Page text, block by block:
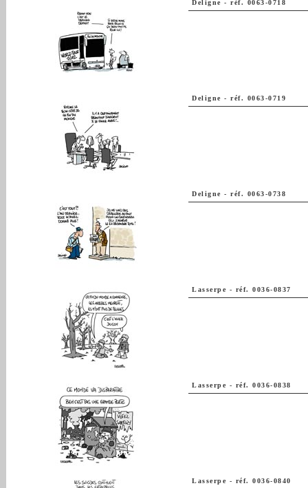
Deligne - réf. 0063-0718
Deligne - réf. 0063-0719
Deligne - réf. 0063-0738
Lasserpe - réf. 0036-0837
Lasserpe - réf. 0036-0838
Lasserpe - réf. 0036-0840